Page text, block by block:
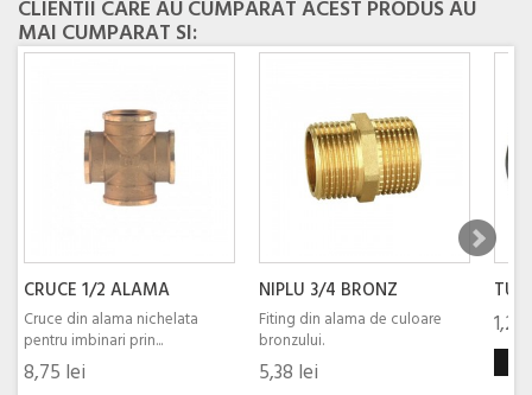
CLIENTII CARE AU CUMPARAT ACEST PRODUS AU
MAI CUMPARAT SI:
CRUCE 1/2 ALAMA
Cruce din alama nichelata
pentru imbinari prin...
8,75 lei
NIPLU 3/4 BRONZ
Fiting din alama de culoare
bronzului.
5,38 lei
TUB